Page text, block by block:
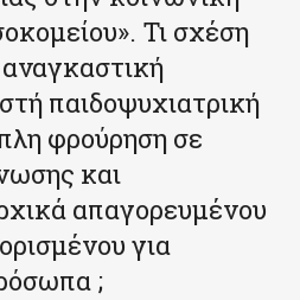
Τι σχέση
παιδοψυχιατρική
φρούρηση σε
και
απαγορευμένου
για
;